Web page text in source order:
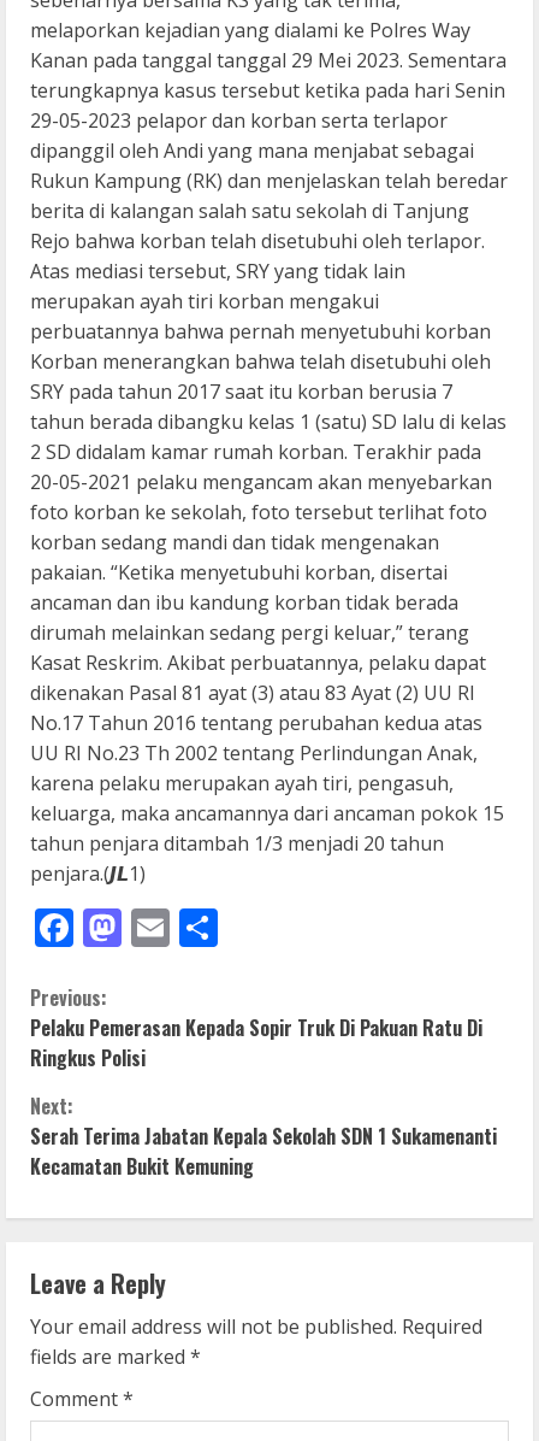
melaporkan kejadian yang dialami ke Polres Way
Kanan pada tanggal tanggal 29 Mei 2023. Sementara
terungkapnya kasus tersebut ketika pada hari Senin
29-05-2023 pelapor dan korban serta terlapor
dipanggil oleh Andi yang mana menjabat sebagai
Rukun Kampung (RK) dan menjelaskan telah beredar
berita di kalangan salah satu sekolah di Tanjung
Rejo bahwa korban telah disetubuhi oleh terlapor.
Atas mediasi tersebut, SRY yang tidak lain
merupakan ayah tiri korban mengakui
perbuatannya bahwa pernah menyetubuhi korban
Korban menerangkan bahwa telah disetubuhi oleh
SRY pada tahun 2017 saat itu korban berusia 7
tahun berada dibangku kelas 1 (satu) SD lalu di kelas
2 SD didalam kamar rumah korban. Terakhir pada
20-05-2021 pelaku mengancam akan menyebarkan
foto korban ke sekolah, foto tersebut terlihat foto
korban sedang mandi dan tidak mengenakan
pakaian. “Ketika menyetubuhi korban, disertai
ancaman dan ibu kandung korban tidak berada
dirumah melainkan sedang pergi keluar,” terang
Kasat Reskrim. Akibat perbuatannya, pelaku dapat
dikenakan Pasal 81 ayat (3) atau 83 Ayat (2) UU RI
No.17 Tahun 2016 tentang perubahan kedua atas
UU RI No.23 Th 2002 tentang Perlindungan Anak,
karena pelaku merupakan ayah tiri, pengasuh,
keluarga, maka ancamannya dari ancaman pokok 15
tahun penjara ditambah 1/3 menjadi 20 tahun
penjara.(𝙅𝙇1)
Facebook
Mastodon
Email
C
o
n
t
i
n
u
e
R
Previous:
Pelaku Pemerasan Kepada Sopir Truk Di Pakuan Ratu Di
Ringkus Polisi
Next:
Serah Terima Jabatan Kepala Sekolah SDN 1 Sukamenanti
Kecamatan Bukit Kemuning
Leave a Reply
Your email address will not be published. Required
fields are marked *
Comment*